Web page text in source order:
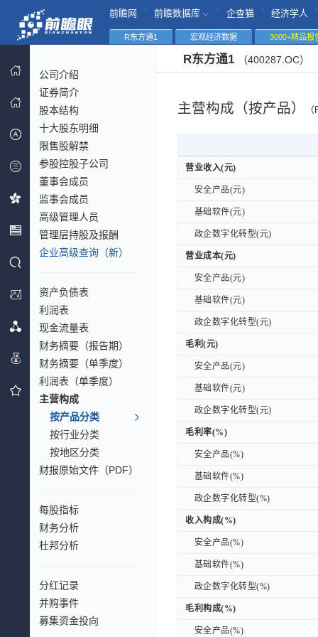
前瞻网 前瞻数据库 企查猫 经济学人
R东方通1 宏观经济数据 3000+精品报
公司介绍
证券简介
股本结构
十大股东明细
限售股解禁
参股控股子公司
董事会成员
监事会成员
高级管理人员
管理层持股及报酬
企业高级查询（新）
资产负债表
利润表
现金流量表
财务摘要（报告期）
财务摘要（单季度）
利润表（单季度）
主营构成
按产品分类
按行业分类
按地区分类
财报原始文件（PDF）
每股指标
财务分析
杜邦分析
分红记录
并购事件
募集资金投向
R东方通1 （400287.OC）
主营构成（按产品）
营业收入(元)
安全产品(元)
基础软件(元)
政企数字化转型(元)
营业成本(元)
安全产品(元)
基础软件(元)
政企数字化转型(元)
毛利(元)
安全产品(元)
基础软件(元)
政企数字化转型(元)
毛利率(%)
安全产品(%)
基础软件(%)
政企数字化转型(%)
收入构成(%)
安全产品(%)
基础软件(%)
政企数字化转型(%)
毛利构成(%)
安全产品(%)
营业收入(元)
安全产品(元)
基础软件(元)
政企数字化转型(元)
营业成本(元)
安全产品(元)
基础软件(元)
政企数字化转型(元)
毛利(元)
安全产品(元)
基础软件(元)
政企数字化转型(元)
毛利率(%)
安全产品(%)
基础软件(%)
政企数字化转型(%)
收入构成(%)
安全产品(%)
基础软件(%)
政企数字化转型(%)
毛利构成(%)
安全产品(%)